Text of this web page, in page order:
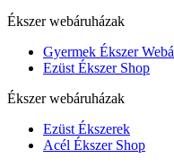
Ékszer webáruházak
Gyermek Ékszer
Ezüst Ékszer Shop
Ékszer webáruházak
Ezüst Ékszerek
Acél Ékszer Shop